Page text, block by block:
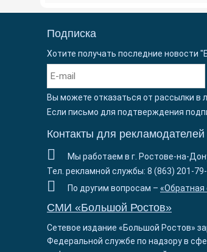
Подписка
Хотите получать последние новости
Вы можете отказаться от рассылки в
Если письмо для подтверждения
Контакты для рекламодателей
Мы работаем в г. Ростове-на-
Тел. рекламной службы: 8 (863) 201-
По другим вопросам – «Обратная
СМИ «Большой Ростов»
Сетевое издание «Большой Ростов»
Федеральной службе по надзору в